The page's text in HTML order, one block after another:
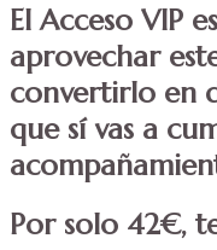
El Acceso VIP
aprovechar
convertirlo en
que sí vas a
Por solo 42€,